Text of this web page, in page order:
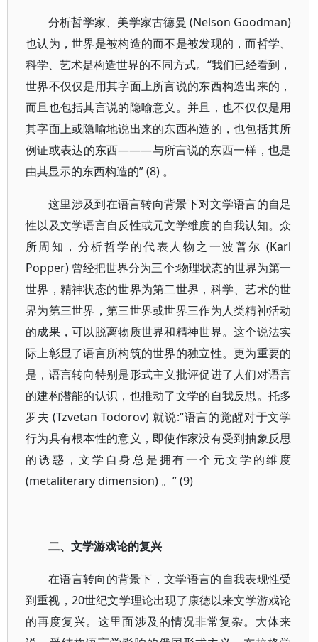
分析哲学家、美学家古德曼 (Nelson Goodman)
也认为，世界是被构造的而不是被发现的，而哲学、
科学、艺术是构造世界的不同方式。“我们已经看到，
世界不仅仅是用其字面上所言说的东西构造出来的，
而且也包括其言说的隐喻意义。并且，也不仅仅是用
其字面上或隐喻地说出来的东西构造的，也包括其所
例证或表达的东西———与所言说的东西一样，也是
由其显示的东西构造的” (8) 。
这里涉及到在语言转向背景下对文学语言的自足
性以及文学语言自反性或元文学维度的自我认知。众
所周知，分析哲学的代表人物之一波普尔 (Karl
Popper) 曾经把世界分为三个:物理状态的世界为第一
世界，精神状态的世界为第二世界，科学、艺术的世
界为第三世界，第三世界或世界三作为人类精神活动
的成果，可以脱离物质世界和精神世界。这个说法实
际上彰显了语言所构筑的世界的独立性。更为重要的
是，语言转向特别是形式主义批评促进了人们对语言
的建构潜能的认识，也推动了文学的自我反思。托多
罗夫 (Tzvetan Todorov) 就说:“语言的觉醒对于文学
行为具有根本性的意义，即使作家没有受到抽象反思
的诱惑，文学自身总是拥有一个元文学的维度
(metaliterary dimension) 。” (9)
二、文学游戏论的复兴
在语言转向的背景下，文学语言的自我表现性受
到重视，20世纪文学理论出现了康德以来文学游戏论
的再度复兴。这里面涉及的情况非常复杂。大体来